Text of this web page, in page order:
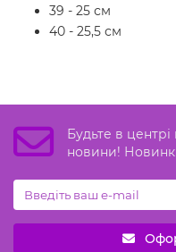
39 - 25 см
40 - 25,5 см
Будьте в центрі
новини!